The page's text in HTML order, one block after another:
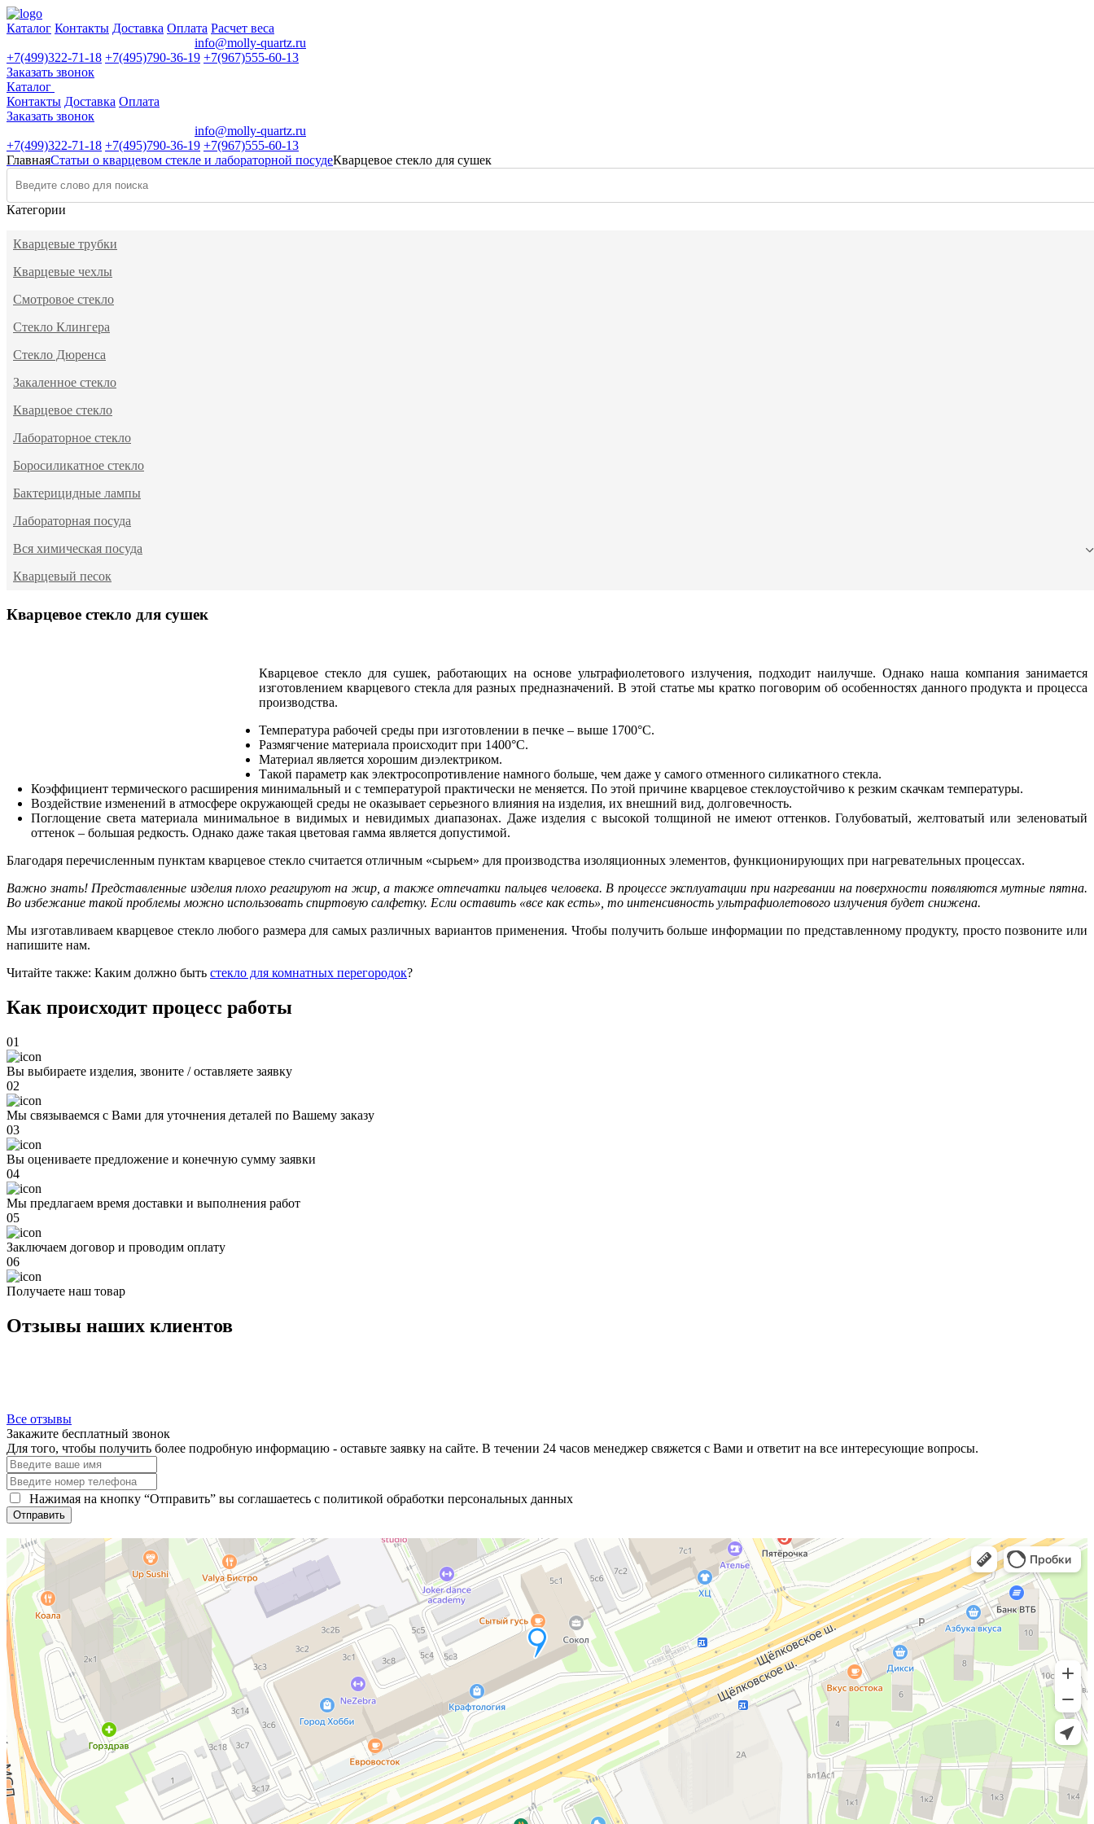
Каталог Контакты Доставка Оплата Расчет веса
info@molly-quartz.ru
+7(499)322-71-18 +7(495)790-36-19 +7(967)555-60-13
Заказать звонок
Каталог
Контакты Доставка Оплата
Заказать звонок
info@molly-quartz.ru
+7(499)322-71-18 +7(495)790-36-19 +7(967)555-60-13
ГлавнаяСтатьи о кварцевом стекле и лабораторной посудеКварцевое стекло для сушек
Поиск:
Категории
Кварцевые трубки
Кварцевые чехлы
Смотровое стекло
Стекло Клингера
Стекло Дюренса
Закаленное стекло
Кварцевое стекло
Лабораторное стекло
Боросиликатное стекло
Бактерицидные лампы
Лабораторная посуда
Вся химическая посуда
Кварцевый песок
Кварцевое стекло для сушек
Кварцевое стекло для сушек, работающих на основе ультрафиолетового излучения, подходит наилучше. Однако наша компания занимается
изготовлением кварцевого стекла для разных предназначений. В этой статье мы кратко поговорим об особенностях данного продукта и процесса
производства.
Температура рабочей среды при изготовлении в печке – выше 1700°С.
Размягчение материала происходит при 1400°С.
Материал является хорошим диэлектриком.
Такой параметр как электросопротивление намного больше, чем даже у самого отменного силикатного стекла.
Коэффициент термического расширения минимальный и с температурой практически не меняется. По этой причине кварцевое стеклоустойчиво к резким скачкам температуры.
Воздействие изменений в атмосфере окружающей среды не оказывает серьезного влияния на изделия, их внешний вид, долговечность.
Поглощение света материала минимальное в видимых и невидимых диапазонах. Даже изделия с высокой толщиной не имеют оттенков. Голубоватый, желтоватый или зеленоватый
оттенок – большая редкость. Однако даже такая цветовая гамма является допустимой.
Благодаря перечисленным пунктам кварцевое стекло считается отличным «сырьем» для производства изоляционных элементов, функционирующих при нагревательных процессах.
Важно знать! Представленные изделия плохо реагируют на жир, а также отпечатки пальцев человека. В процессе эксплуатации при нагревании на поверхности появляются мутные пятна.
Во избежание такой проблемы можно использовать спиртовую салфетку. Если оставить «все как есть», то интенсивность ультрафиолетового излучения будет снижена.
Мы изготавливаем кварцевое стекло любого размера для самых различных вариантов применения. Чтобы получить больше информации по представленному продукту, просто позвоните или
напишите нам.
Читайте также: Каким должно быть стекло для комнатных перегородок?
Как происходит процесс работы
01
Вы выбираете изделия, звоните / оставляете заявку
02
Мы связываемся с Вами для уточнения деталей по Вашему заказу
03
Вы оцениваете предложение и конечную сумму заявки
04
Мы предлагаем время доставки и выполнения работ
05
Заключаем договор и проводим оплату
06
Получаете наш товар
Отзывы наших клиентов
Все отзывы
Закажите бесплатный звонок
Для того, чтобы получить более подробную информацию - оставьте заявку на сайте. В течении 24 часов менеджер свяжется с Вами и ответит на все интересующие вопросы.
Нажимая на кнопку “Отправить” вы соглашаетесь c политикой обработки персональных данных
Отправить